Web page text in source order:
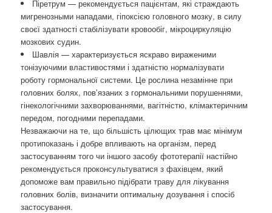
Піретрум — рекомендується пацієнтам, які страждають
мигренозными нападами, гіпоксією головного мозку, в силу
своєї здатності стабілізувати кровообіг, мікроциркуляцію
мозкових судин.
Шавлія — характеризується яскраво вираженими
тонізуючими властивостями і здатністю нормалізувати
роботу гормональної системи. Це рослина незамінне при
головних болях, пов’язаних з гормональними порушеннями,
гінекологічними захворюваннями, вагітністю, клімактеричним
передом, погодними перепадами.
Незважаючи на те, що більшість цілющих трав має мінімум
протипоказань і добре впливають на організм, перед
застосуванням того чи іншого засобу фототерапії настійно
рекомендується проконсультуватися з фахівцем, який
допоможе вам правильно підібрати траву для лікування
головних болів, визначити оптимальну дозування і спосіб
застосування.